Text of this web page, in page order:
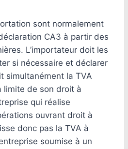
sont normalement
CA3 à partir des
L’importateur doit les
si nécessaire et déclarer
simultanément la TVA
limite de son droit à
qui réalise
ouvrant droit à
donc pas la TVA à
soumise à un